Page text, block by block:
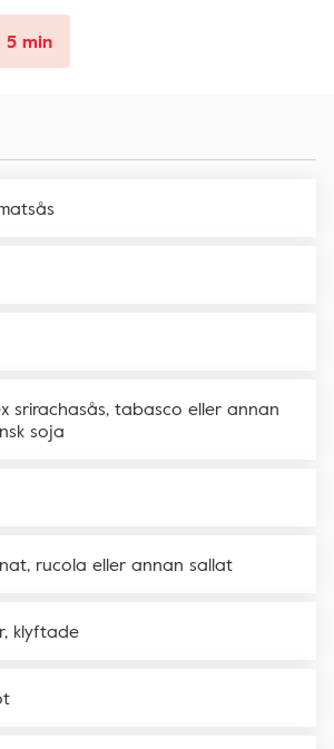
5 min
srirachasås, tabasco eller annan
soja
rucola eller annan sallat
klyftade